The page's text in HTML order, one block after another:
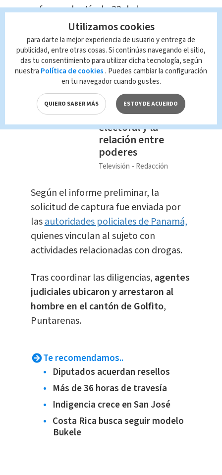
reforma al artículo 32 de la
Constitución Política, que habilita la
extradición de nacionales en casos de
crimen organizado, narcotráfico y
terrorismo.
Te Recomendamos
Entrevista | Análisis
del panorama
electoral y la
relación entre
poderes
Televisión Redacción
Según el informe preliminar, la
solicitud de captura fue enviada por
lasautoridades policiales de Panamá,
quienes vinculan al sujeto con
actividades relacionadas con drogas.
Tras coordinar las diligencias, agentes
judiciales ubicaron y arrestaron al
hombre en el cantón de Golfito,
Puntarenas.
Te recomendamos..
Diputados acuerdan resellos
Más de 36 horas de travesía
Indigencia crece en San José
Costa Rica busca seguir modelo
Bukele
Utilizamos cookies
para darte la mejor experiencia de usuario y entrega de
publicidad, entre otras cosas. Si continúas navegando el sitio,
das tu consentimiento para utilizar dicha tecnología, según
nuestra Política de cookies . Puedes cambiar la configuración
en tu navegador cuando gustes.
QUIERO SABER MÁS ESTOY DE ACUERDO